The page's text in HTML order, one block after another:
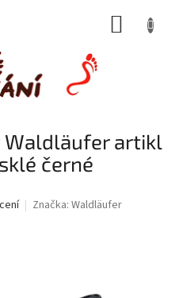
Waldläufer artikl
černé
Značka: Waldläufer